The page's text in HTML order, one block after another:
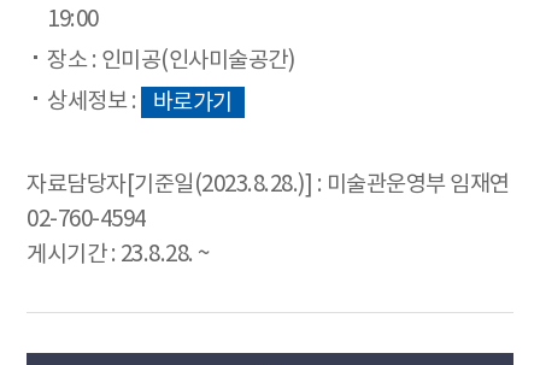
19:00
장소 : 인미공(인사미술공간)
상세정보 :
바로가기
자료담당자[기준일(2023.8.28.)] : 미술관운영부 임재연
02-760-4594
게시기간 : 23.8.28. ~